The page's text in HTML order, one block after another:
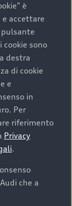
è
e accettare
sono
destra
di cookie
e
in
Per
riferimento
Privacy
.
che a